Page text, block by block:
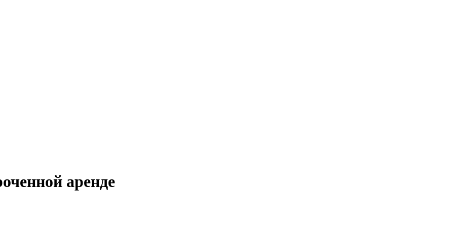
аренде